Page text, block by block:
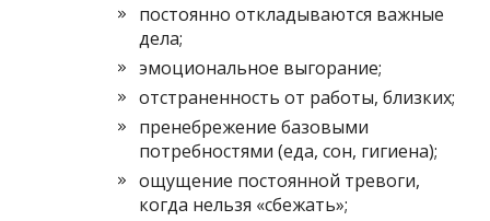
постоянно откладываются важные
дела;
эмоциональное выгорание;
отстраненность от работы, близких;
пренебрежение базовыми
потребностями (еда, сон, гигиена);
ощущение постоянной тревоги,
когда нельзя «сбежать»;